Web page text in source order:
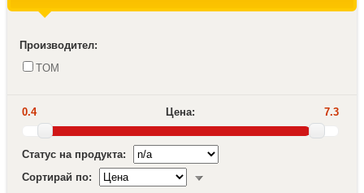
Производител:
TOM
0.4 Цена: 7.3
Статус на продукта:
Сортирай по: